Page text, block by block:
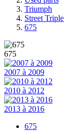
Triumph
Street Triple
675
675
2007 à 2009
2010 à 2012
2013 à 2016
675